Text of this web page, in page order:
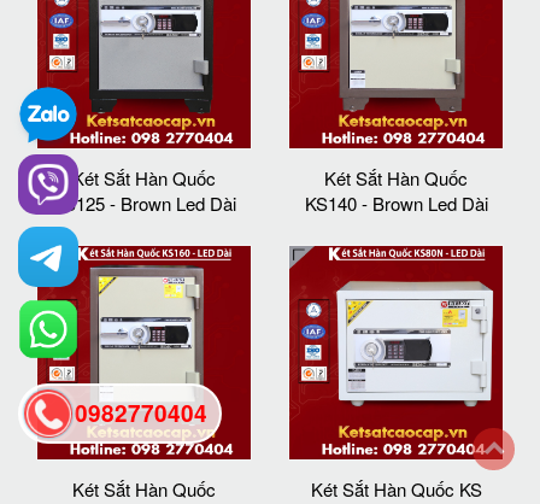
Két Sắt Hàn Quốc
KS125 - Brown Led Dài
Két Sắt Hàn Quốc
KS140 - Brown Led Dài
Két Sắt Hàn Quốc
Két Sắt Hàn Quốc KS
0982770404
back